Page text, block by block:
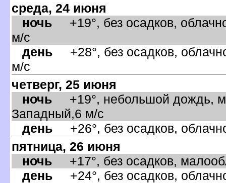
среда, 24 июня
ночь +19°, без осадков,
м/с
день +28°, без осадков,
м/с
четверг, 25 июня
ночь +19°, небольшой дождь,
Западный,6 м/с
день +26°, без осадков,
пятница, 26 июня
ночь +17°, без осадков,
день +24°, без осадков,